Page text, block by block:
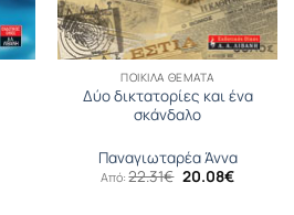
ΠΟΙΚΊΛΑ ΘΈΜΑΤΑ
Δύο δικτατορίες και ένα
σκάνδαλο
Παναγιωταρέα Άννα
Από:22.31€ Original
20.08€Η